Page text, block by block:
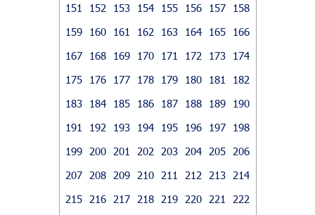
151
152 153 154 155 156 157
158
159
160 161 162 163 164 165
166
167
168 169 170 171 172 173
174
175
176 177 178 179 180 181
182
183
184 185 186 187 188 189
190
191
192 193 194 195 196 197
198
199
200 201 202 203 204 205
206
207
208 209 210 211 212 213
214
215
216 217 218 219 220 221
222